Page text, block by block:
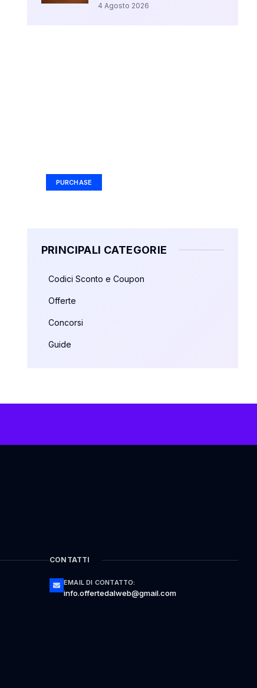
4 Agosto 2026
PURCHASE
PRINCIPALI CATEGORIE
Codici Sconto e Coupon
Offerte
Concorsi
Guide
CONTATTI
EMAIL DI CONTATTO:
info.offertedalweb@gmail.com